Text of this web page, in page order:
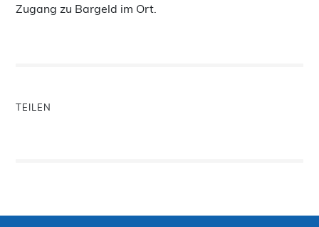
Zugang zu Bargeld im Ort.
TEILEN